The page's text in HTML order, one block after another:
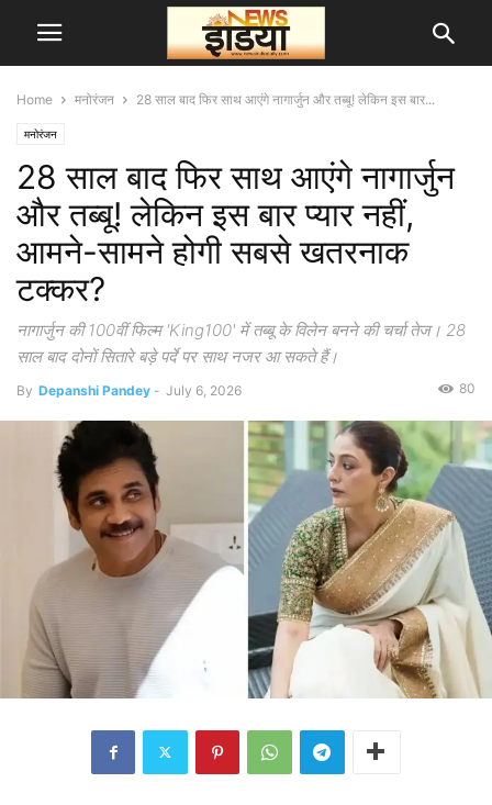
Home मनोरंजन 28 साल बाद फिर साथ आएंगे नागार्जुन और तब्बू! लेकिन इस बार...
मनोरंजन
28 साल बाद फिर साथ आएंगे नागार्जुन
और तब्बू! लेकिन इस बार प्यार नहीं,
आमने-सामने होगी सबसे खतरनाक
टक्कर?
नागार्जुन की 100वीं फिल्म 'King100' में तब्बू के विलेन बनने की चर्चा तेज। 28
साल बाद दोनों सितारे बड़े पर्दे पर साथ नजर आ सकते हैं।
By Depanshi Pandey - July 6, 2026 80